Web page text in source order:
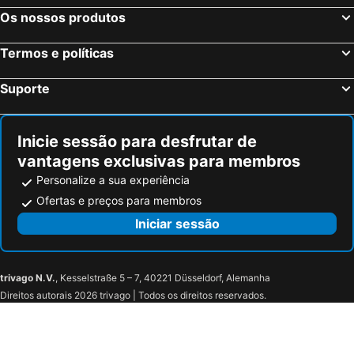
Hotel Agios Nikitas
Villas Pantheon
Studios Ermis
Mira Resort Maisonettes
Hotel Patrai
The Secret Boutique Hotel
Ionian Blue Bungalows & Spa Resort
Islands View
Villa Palmyra
Armeno beach hotel
Kalias Hotel
Konstantinos Hotel & Apartments 2
Os nossos produtos
Termos e políticas
Suporte
Inicie sessão para desfrutar de
vantagens exclusivas para membros
Personalize a sua experiência
Ofertas e preços para membros
Iniciar sessão
trivago N.V., Kesselstraße 5 – 7, 40221 Düsseldorf, Alemanha
Direitos autorais 2026 trivago | Todos os direitos reservados.